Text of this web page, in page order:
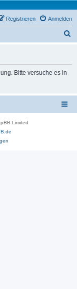
Anmelden
Registrieren
Bitte versuche es in
Limited